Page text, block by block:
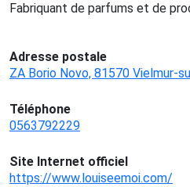
Fabriquant de parfums et de
Adresse postale
ZA Borio Novo, 81570 Vielmur-
Téléphone
0563792229
Site Internet officiel
https://www.louiseemoi.com/